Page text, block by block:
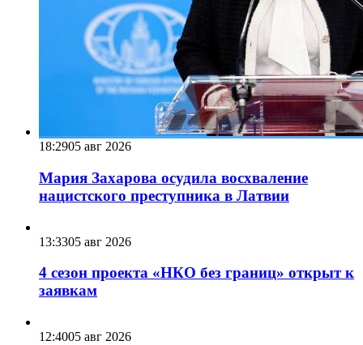
18:2905 авг 2026
Мария Захарова осудила восхваление
нацистского преступника в Латвии
13:3305 авг 2026
4 сезон проекта «НКО без границ» открыт к
заявкам
12:4005 авг 2026